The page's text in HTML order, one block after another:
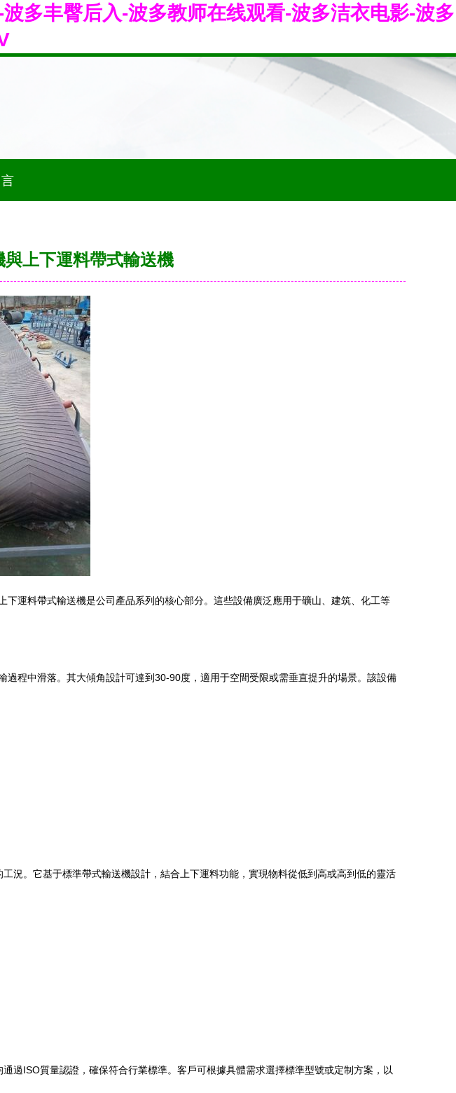
多丰臀后入-波多教师在线观看-波多洁衣电影-波多
上下運料帶式輸送機
運料帶式輸送機是公司產品系列的核心部分。這些設備廣泛應用于礦山、建筑、化工等
程中滑落。其大傾角設計可達到30-90度，適用于空間受限或需垂直提升的場景。該設備
況。它基于標準帶式輸送機設計，結合上下運料功能，實現物料從低到高或高到低的靈活
過ISO質量認證，確保符合行業標準。客戶可根據具體需求選擇標準型號或定制方案，以